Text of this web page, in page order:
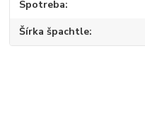
Spotreba
Šírka špachtle